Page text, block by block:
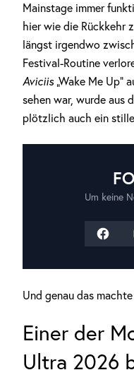
Mainstage immer
hier wie die Rückkehr
längst irgendwo
Festival-Routine
Aviciis „Wake Me Up“
sehen war, wurde aus
plötzlich auch ein
Um keine
Und genau das
Einer der
Ultra 2026